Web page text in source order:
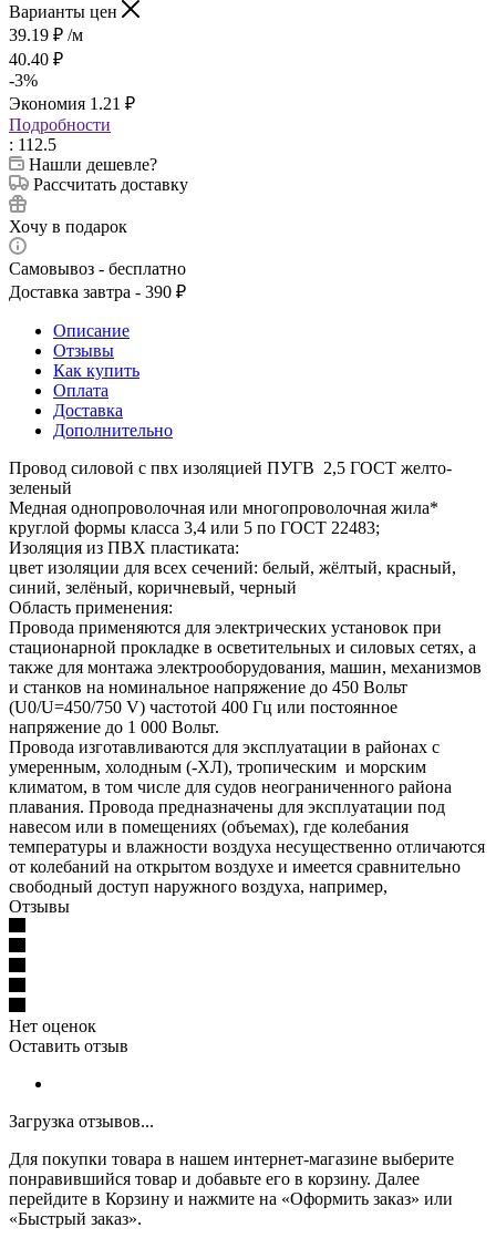
Варианты цен
39.19 ₽ /м
40.40 ₽
-3%
Экономия 1.21 ₽
Подробности
: 112.5
Нашли дешевле?
Рассчитать доставку
Хочу в подарок
Самовывоз - бесплатно
Доставка завтра - 390 ₽
Описание
Отзывы
Как купить
Оплата
Доставка
Дополнительно
Провод силовой с пвх изоляцией ПУГВ 2,5 ГОСТ желто-
зеленый
Медная однопроволочная или многопроволочная жила*
круглой формы класса 3,4 или 5 по ГОСТ 22483;
Изоляция из ПВХ пластиката:
цвет изоляции для всех сечений: белый, жёлтый, красный,
синий, зелёный, коричневый, черный
Область применения:
Провода применяются для электрических установок при
стационарной прокладке в осветительных и силовых сетях, а
также для монтажа электрооборудования, машин, механизмов
и станков на номинальное напряжение до 450 Вольт
(U0/U=450/750 V) частотой 400 Гц или постоянное
напряжение до 1 000 Вольт.
Провода изготавливаются для эксплуатации в районах с
умеренным, холодным (-ХЛ), тропическим и морским
климатом, в том числе для судов неограниченного района
плавания. Провода предназначены для эксплуатации под
навесом или в помещениях (объемах), где колебания
температуры и влажности воздуха несущественно отличаются
от колебаний на открытом воздухе и имеется сравнительно
свободный доступ наружного воздуха, например,
Отзывы
Нет оценок
Оставить отзыв
Загрузка отзывов...
Для покупки товара в нашем интернет-магазине выберите
понравившийся товар и добавьте его в корзину. Далее
перейдите в Корзину и нажмите на «Оформить заказ» или
«Быстрый заказ».